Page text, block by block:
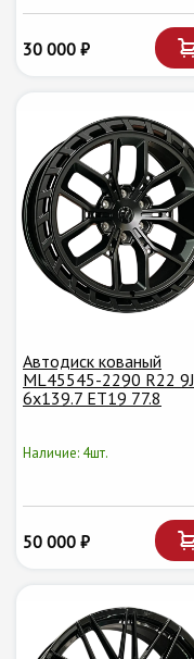
30 000 ₽
Автодиск кованый
ML45545-2290 R22 9J
6х139.7 ET19 77.8
Наличие: 4шт.
50 000 ₽